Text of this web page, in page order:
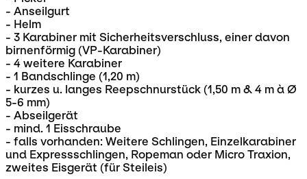
- Anseilgurt
- Helm
- 3 Karabiner mit Sicherheitsverschluss, einer davon
birnenförmig (VP-Karabiner)
- 4 weitere Karabiner
- 1 Bandschlinge (1,20 m)
- kurzes u. langes Reepschnurstück (1,50 m & 4 m à Ø
5-6 mm)
- Abseilgerät
- mind. 1 Eisschraube
- falls vorhanden: Weitere Schlingen, Einzelkarabiner
und Expressschlingen, Ropeman oder Micro Traxion,
zweites Eisgerät (für Steileis)